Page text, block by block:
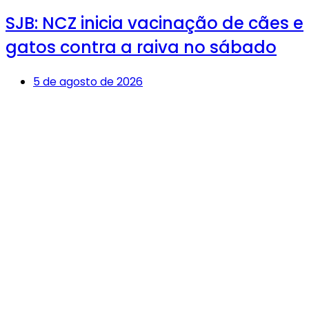
SJB: NCZ inicia vacinação de cães e
gatos contra a raiva no sábado
5 de agosto de 2026